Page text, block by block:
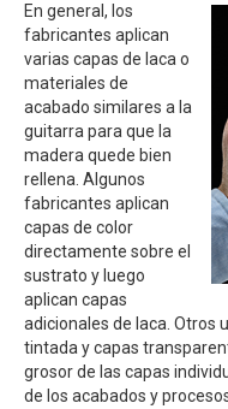
En general, los
fabricantes aplican
varias capas de laca o
materiales de
acabado similares a la
guitarra para que la
madera quede bien
rellena. Algunos
fabricantes aplican
capas de color
directamente sobre el
sustrato y luego
aplican capas
adicionales de laca. Otros
tintada y capas
grosor de las capas
de los acabados y